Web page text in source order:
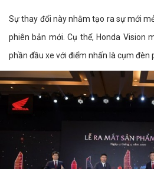
Sự thay đổi này nhằm tạo ra sự mới
phiên bản mới. Cụ thể, Honda Vision
phần đầu xe với điểm nhấn là cụm đèn